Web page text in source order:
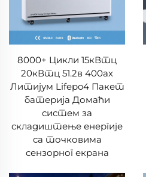
8000+ Цикли 15кВтц
20кВтц 51.2в 400ах
Литијум Lifepo4 Пакет
батерија Домаћи
систем за
складиштење енергије
са точковима
сензорног екрана